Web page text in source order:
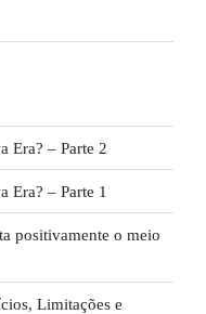
Era? – Parte 2
Era? – Parte 1
positivamente o meio
Limitações e